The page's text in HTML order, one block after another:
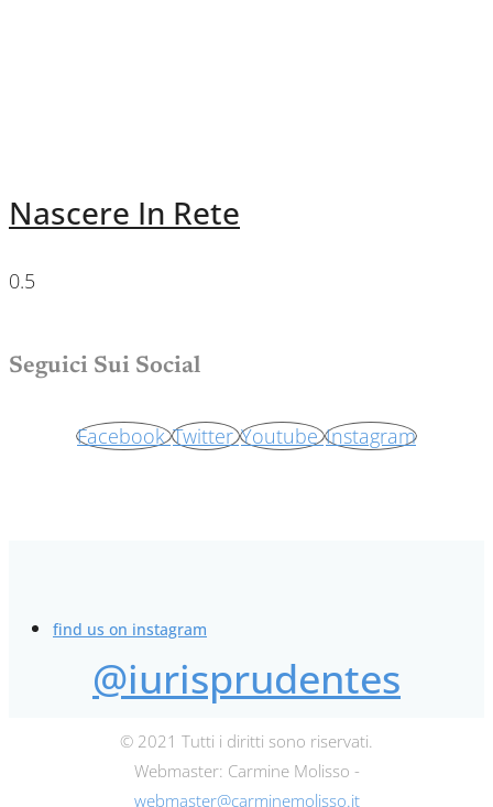
Nascere In Rete
Seguici Sui Social
Facebook Twitter Youtube Instagram
find us on instagram
@iurisprudentes
© 2021 Tutti i diritti sono riservati.
Webmaster: Carmine Molisso -
webmaster@carminemolisso.it